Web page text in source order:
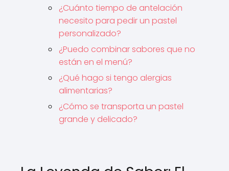
¿Cuánto tiempo de antelación
necesito para pedir un pastel
personalizado?
¿Puedo combinar sabores que no
están en el menú?
¿Qué hago si tengo alergias
alimentarias?
¿Cómo se transporta un pastel
grande y delicado?